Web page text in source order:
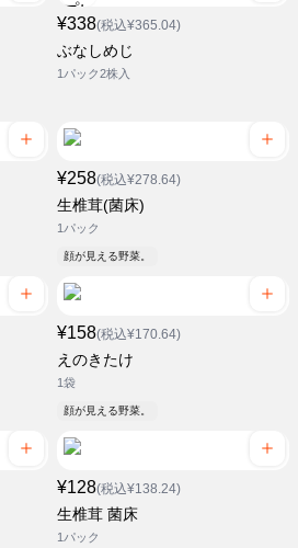
¥338(税込¥365.04)
ぶなしめじ
1パック2株入
¥258(税込¥278.64)
生椎茸(菌床)
1パック
顔が見える野菜。
¥158(税込¥170.64)
えのきたけ
1袋
顔が見える野菜。
¥128(税込¥138.24)
生椎茸 菌床
1パック